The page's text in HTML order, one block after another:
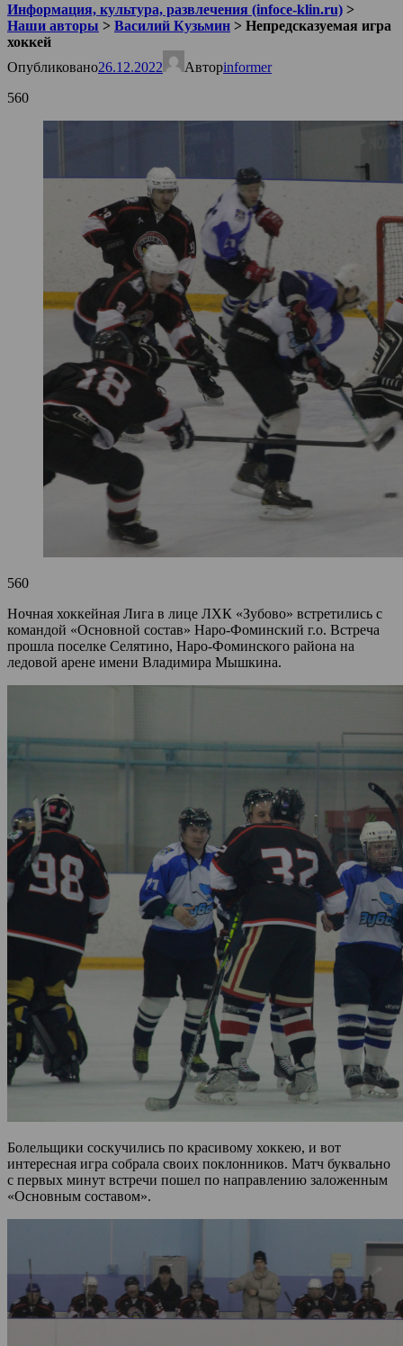
Информация, культура, развлечения (infoce-klin.ru) >
Наши авторы > Василий Кузьмин > Непредсказуемая игра
хоккей
Опубликовано26.12.2022 Авторinformer
560
560
Ночная хоккейная Лига в лице ЛХК «Зубово» встретились с
командой «Основной состав» Наро-Фоминский г.о. Встреча
прошла поселке Селятино, Наро-Фоминского района на
ледовой арене имени Владимира Мышкина.
Болельщики соскучились по красивому хоккею, и вот
интересная игра собрала своих поклонников. Матч буквально
с первых минут встречи пошел по направлению заложенным
«Основным составом».